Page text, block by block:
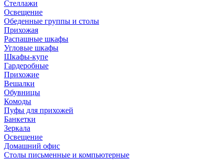
Стеллажи
Освещение
Обеденные группы и столы
Прихожая
Распашные шкафы
Угловые шкафы
Шкафы-купе
Гардеробные
Прихожие
Вешалки
Обувницы
Комоды
Пуфы для прихожей
Банкетки
Зеркала
Освещение
Домашний офис
Столы письменные и компьютерные